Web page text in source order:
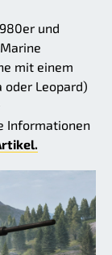
und
mit einem
Leopard)
Informationen